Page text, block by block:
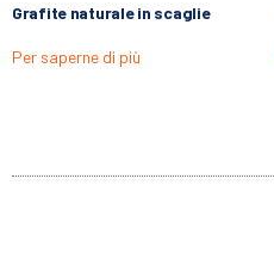
Grafite naturale in scaglie
Per saperne di più